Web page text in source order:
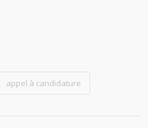
appel à candidature